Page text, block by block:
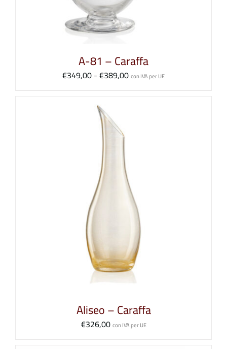
A-81 – Caraffa
€349,00-€389,00Fascia
con IVA per UE
Aliseo – Caraffa
€326,00 con IVA per UE